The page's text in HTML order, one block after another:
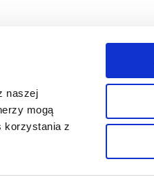
naszej
mogą
korzystania z
się